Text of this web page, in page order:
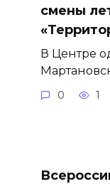
смены
В Центре
0 1